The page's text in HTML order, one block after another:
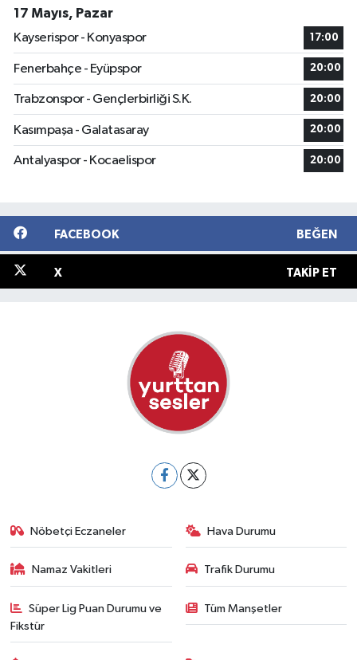
17 Mayıs, Pazar
Kayserispor - Konyaspor
17:00
Fenerbahçe - Eyüpspor 20:00
Trabzonspor - Gençlerbirliği S.K. 20:00
Kasımpaşa - Galatasaray 20:00
Antalyaspor - Kocaelispor 20:00
FACEBOOK BEĞEN
X TAKIP ET
Nöbetçi Eczaneler Hava Durumu
Namaz Vakitleri Trafik Durumu
Süper Lig Puan Durumu ve
Fikstür
Tüm Manşetler